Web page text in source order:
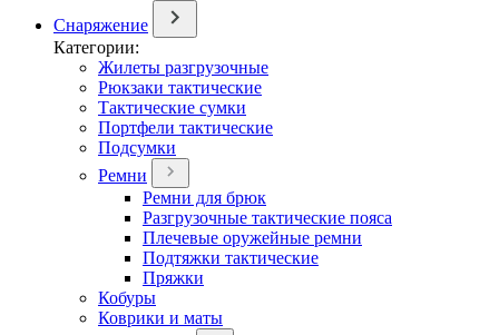
Снаряжение
Категории:
Жилеты разгрузочные
Рюкзаки тактические
Тактические сумки
Портфели тактические
Подсумки
Ремни
Ремни для брюк
Разгрузочные тактические пояса
Плечевые оружейные ремни
Подтяжки тактические
Пряжки
Кобуры
Коврики и маты